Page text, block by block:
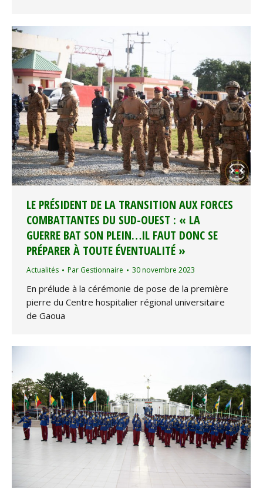
LE PRÉSIDENT DE LA TRANSITION AUX FORCES
COMBATTANTES DU SUD-OUEST : « LA
GUERRE BAT SON PLEIN…IL FAUT DONC SE
PRÉPARER À TOUTE ÉVENTUALITÉ »
Actualités Par Gestionnaire 30 novembre 2023
En prélude à la cérémonie de pose de la première
pierre du Centre hospitalier régional universitaire
de Gaoua